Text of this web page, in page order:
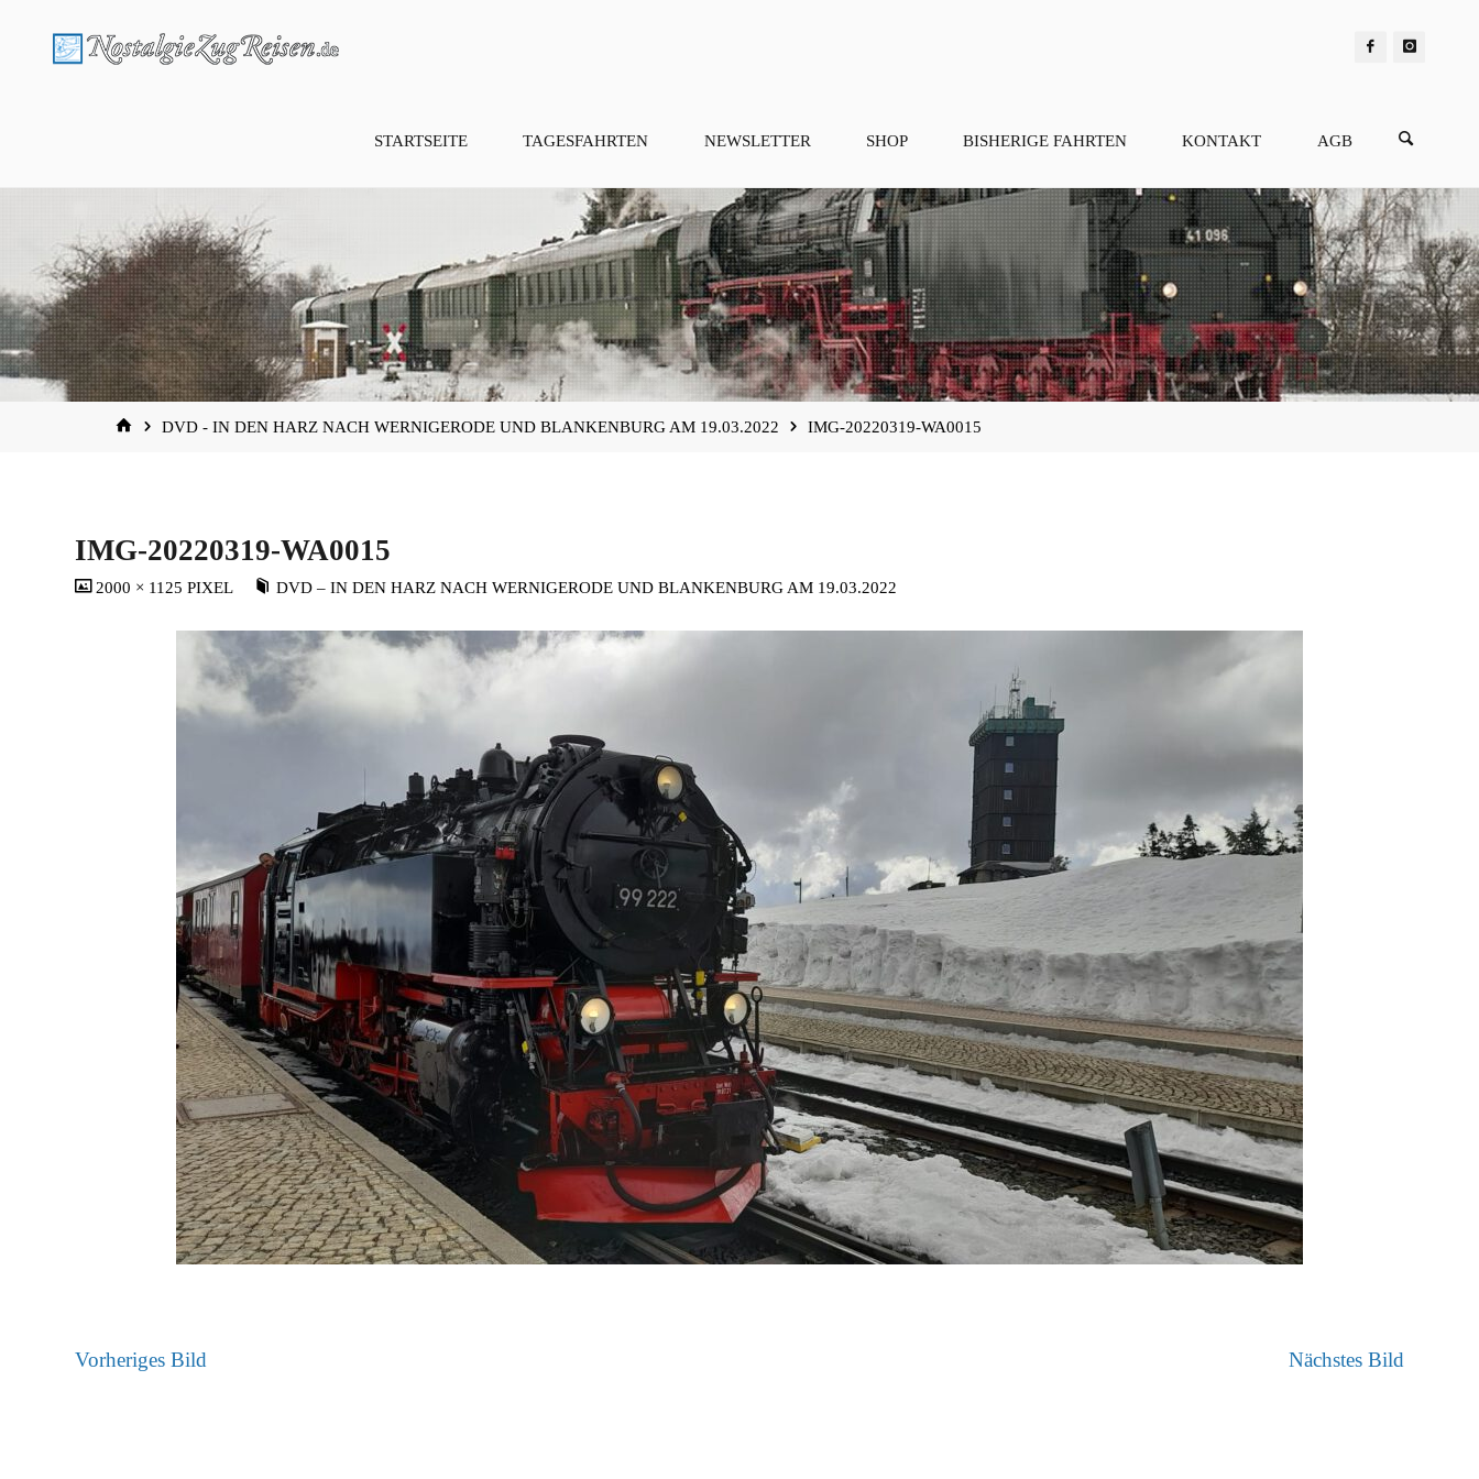
STARTSEITE TAGESFAHRTEN NEWSLETTER SHOP BISHERIGE FAHRTEN KONTAKT AGB
START
DVD - IN DEN HARZ NACH WERNIGERODE UND BLANKENBURG AM 19.03.2022 IMG-20220319-WA0015
IMG-20220319-WA0015
VOLLSTÄNDIGE
2000 × 1125 PIXEL DVD – IN DEN HARZ NACH WERNIGERODE UND BLANKENBURG AM 19.03.2022
Vorheriges Bild Nächstes Bild